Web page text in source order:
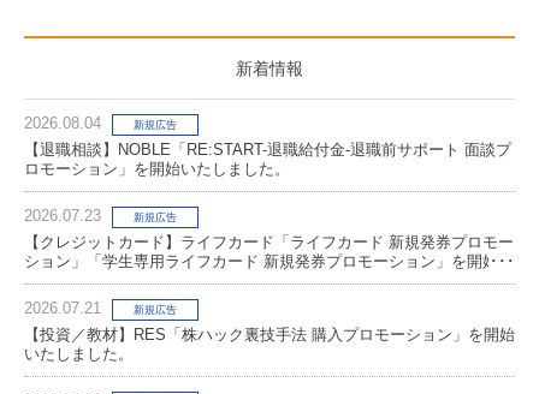
新着情報
2026.08.04 新規広告
【退職相談】NOBLE「RE:START-退職給付金-退職前サポート 面談プ
ロモーション」を開始いたしました。
2026.07.23 新規広告
【クレジットカード】ライフカード「ライフカード 新規発券プロモー
ション」「学生専用ライフカード 新規発券プロモーション」を開始い
たしました。
2026.07.21
新規広告
【投資／教材】RES「株ハック裏技手法 購入プロモーション」を開始
いたしました。